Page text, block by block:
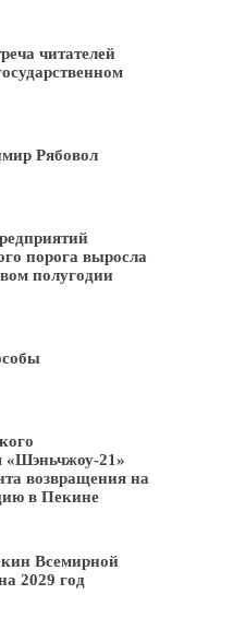
читателей
Рябовол
порога выросла
полугодии
«Шэньчжоу-21»
возвращения на
в Пекине
Всемирной
2029 год